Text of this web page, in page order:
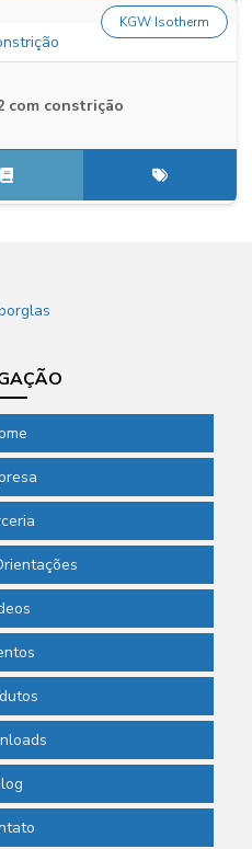
com constrição
KGW Isotherm